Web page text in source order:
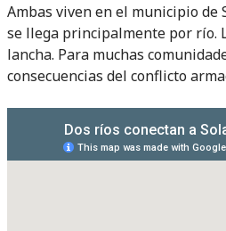
Ambas viven en el municipio de
se llega principalmente por río.
lancha. Para muchas
consecuencias del conflicto